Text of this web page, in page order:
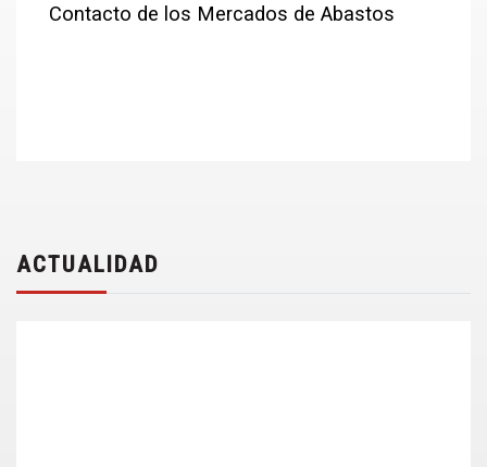
Contacto de los Mercados de Abastos
ACTUALIDAD